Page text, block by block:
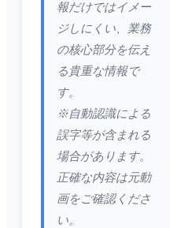
報だけではイメー
ジしにくい、業務
の核心部分を伝え
る貴重な情報で
す。
※自動認識による
誤字等が含まれる
場合があります。
正確な内容は元動
画をご確認くださ
い。